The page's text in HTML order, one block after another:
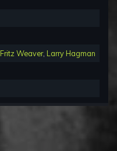
Fritz Weaver, Larry Hagman